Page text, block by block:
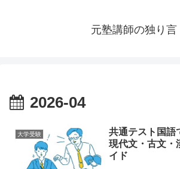
元塾講師の独り言
2026-04
大学受験
共通テスト国語
現代文・古文・
イド